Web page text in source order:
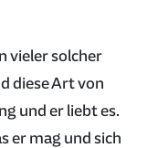
vieler solcher
diese Art von
und er liebt es.
er mag und sich